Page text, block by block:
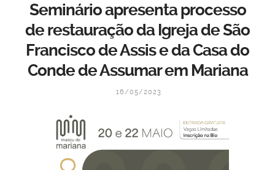
Seminário apresenta processo
de restauração da Igreja de São
Francisco de Assis e da Casa do
Conde de Assumar em Mariana
16/05/2023